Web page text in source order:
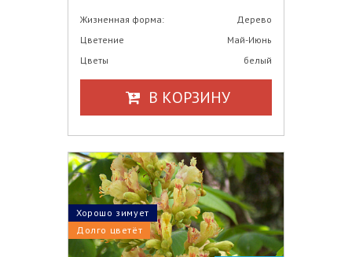
Жизненная форма:
Дерево
Цветение
Май-Июнь
Цветы
белый
В КОРЗИНУ
Долго цветёт
Хорошо зимует